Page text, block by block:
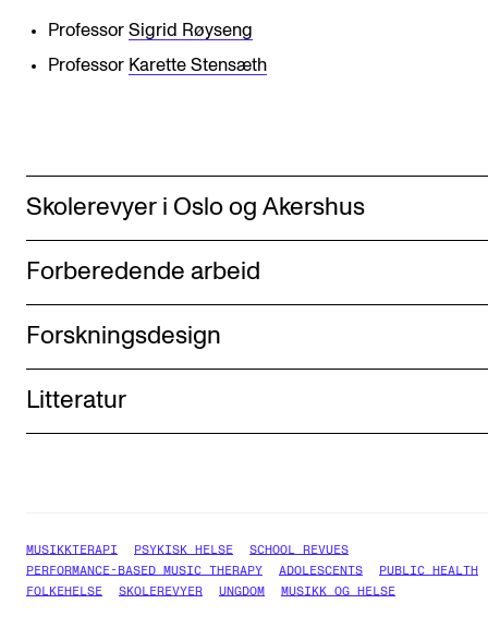
Professor Sigrid Røyseng
Professor Karette Stensæth
Skolerevyer i Oslo og Akershus
Forberedende arbeid
Forskningsdesign
Litteratur
MUSIKKTERAPI PSYKISK HELSE
SCHOOL REVUES
PERFORMANCE-BASED MUSIC THERAPY
ADOLESCENTS
PUBLIC HEALTH
FOLKEHELSE
SKOLEREVYER UNGDOM MUSIKK OG HELSE